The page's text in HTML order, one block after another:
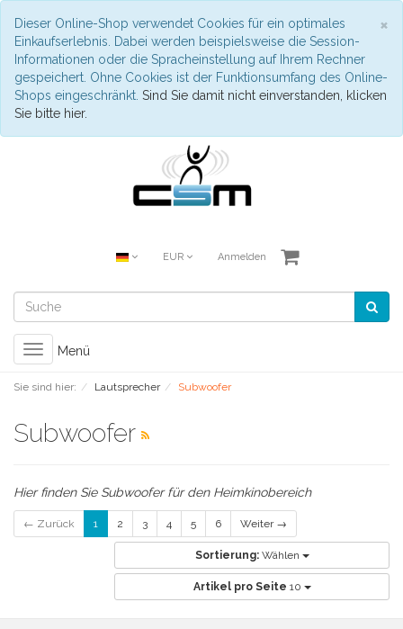
×
Dieser Online-Shop verwendet Cookies für ein optimales
Einkaufserlebnis. Dabei werden beispielsweise die Session-
Informationen oder die Spracheinstellung auf Ihrem Rechner
gespeichert. Ohne Cookies ist der Funktionsumfang des Online-
Shops eingeschränkt. Sind Sie damit nicht einverstanden, klicken
Sie bitte hier.
EUR Anmelden
Toggle
navigation
Menü
Sie sind hier: Lautsprecher Subwoofer
Subwoofer
Hier finden Sie Subwoofer für den Heimkinobereich
← Zurück 1 2 3 4 5 6 Weiter →
Sortierung: Wählen
Artikel pro Seite 10